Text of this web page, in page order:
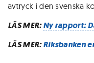
avtryck i den svenska
LÄS MER:Ny rapport:
LÄS MER:Riksbanken